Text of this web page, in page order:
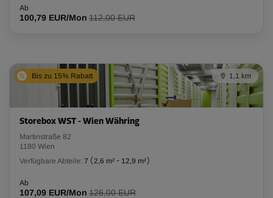
Ab
100,79 EUR/Mon 112,00 EUR
Bis zu 15% Rabatt 1,1 km
Storebox WST - Wien Währing
Martinstraße 82
1180 Wien
Verfügbare Abteile: 7 (2,6 m² - 12,9 m²)
Ab
107,09 EUR/Mon 126,00 EUR